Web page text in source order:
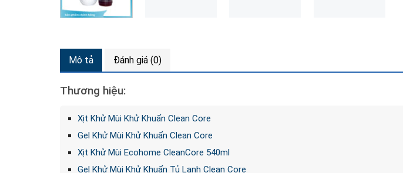
Mô tả Đánh giá (0)
Thương hiệu:
Xịt Khử Mùi Khử Khuẩn Clean Core
Gel Khử Mùi Khử Khuẩn Clean Core
Xịt Khử Mùi Ecohome CleanCore 540ml
Gel Khử Mùi Khử Khuẩn Tủ Lạnh Clean Core